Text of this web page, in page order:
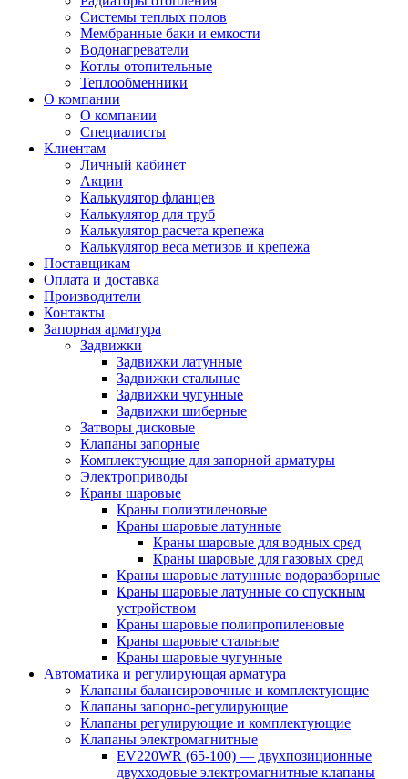
Системы теплых полов
Мембранные баки и емкости
Водонагреватели
Котлы отопительные
Теплообменники
О компании
О компании
Специалисты
Клиентам
Личный кабинет
Акции
Калькулятор фланцев
Калькулятор для труб
Калькулятор расчета крепежа
Калькулятор веса метизов и крепежа
Поставщикам
Оплата и доставка
Производители
Контакты
Запорная арматура
Задвижки
Задвижки латунные
Задвижки стальные
Задвижки чугунные
Задвижки шиберные
Затворы дисковые
Клапаны запорные
Комплектующие для запорной арматуры
Электроприводы
Краны шаровые
Краны полиэтиленовые
Краны шаровые латунные
Краны шаровые для водных сред
Краны шаровые для газовых сред
Краны шаровые латунные водоразборные
Краны шаровые латунные со спускным
устройством
Краны шаровые полипропиленовые
Краны шаровые стальные
Краны шаровые чугунные
Автоматика и регулирующая арматура
Клапаны балансировочные и комплектующие
Клапаны запорно-регулирующие
Клапаны регулирующие и комплектующие
Клапаны электромагнитные
EV220WR (65-100) — двухпозиционные
двухходовые электромагнитные клапаны